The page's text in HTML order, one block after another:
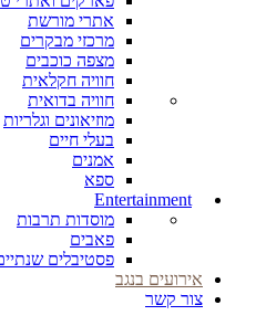
אתרי מורשת
מרכזי מבקרים
מצפה כוכבים
חוויה חקלאית
חוויה בדואית
מוזיאונים וגלריות
בעלי חיים
אמנים
ספא
Entertainment
מוסדות תרבות
פאבים
פסטיבלים
אירועים בנגב
צור קשר